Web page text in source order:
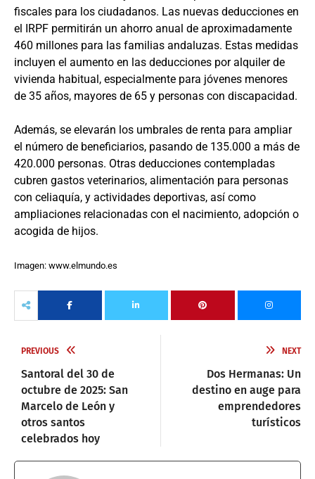
fiscales para los ciudadanos. Las nuevas deducciones en
el IRPF permitirán un ahorro anual de aproximadamente
460 millones para las familias andaluzas. Estas medidas
incluyen el aumento en las deducciones por alquiler de
vivienda habitual, especialmente para jóvenes menores
de 35 años, mayores de 65 y personas con discapacidad.
Además, se elevarán los umbrales de renta para ampliar
el número de beneficiarios, pasando de 135.000 a más de
420.000 personas. Otras deducciones contempladas
cubren gastos veterinarios, alimentación para personas
con celiaquía, y actividades deportivas, así como
ampliaciones relacionadas con el nacimiento, adopción o
acogida de hijos.
Imagen: www.elmundo.es
PREVIOUS
Santoral del 30 de
octubre de 2025: San
Marcelo de León y
otros santos
celebrados hoy
NEXT
Dos Hermanas: Un
destino en auge para
emprendedores
turísticos